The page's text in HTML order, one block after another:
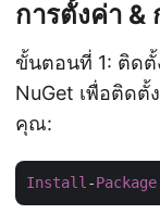
การตั้งค่า &
ขั้นตอนที่ 1: ติดตั้
NuGet เพื่อติดตั้
คุณ:
Install -Package